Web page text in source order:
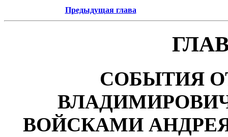
Предыдущая глава
СОБЫТИЯ
ВОЙСКАМИ